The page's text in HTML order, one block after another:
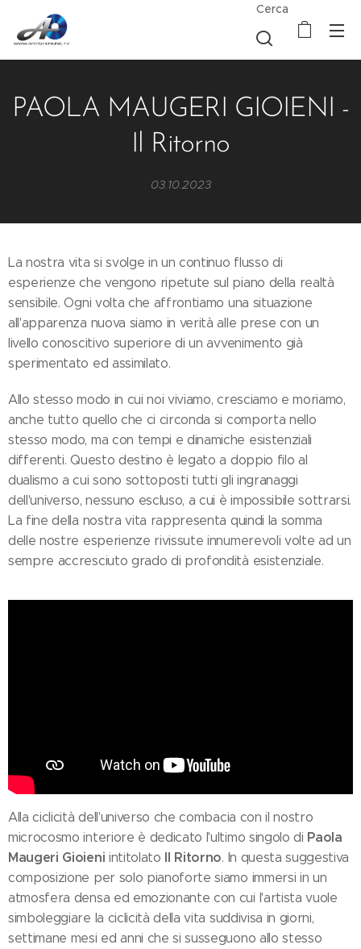
Cerca
PAOLA MAUGERI GIOIENI -
Il Ritorno
03.10.2023
La nostra vita si svolge in un continuo flusso di
esperienze che vengono ripetute sul piano della realtà
sensibile. Ogni volta che affrontiamo una situazione
all'apparenza nuova siamo in verità alle prese con un
livello conoscitivo superiore di un avvenimento già
sperimentato ed assimilato.
Allo stesso modo in cui noi viviamo, cresciamo e moriamo,
anche tutto quello che ci circonda si comporta nello
stesso modo, ma con tempi e dinamiche esistenziali
differenti. Questo destino è legato a doppio filo al
dualismo a cui sono sottoposti tutti gli ingranaggi
dell'universo, nessuno escluso, a cui è impossibile sottrarsi.
La fine della nostra vita rappresenta quindi la somma
delle nostre esperienze rivissute innumerevoli volte ad un
sempre accresciuto grado di profondità esistenziale.
Alla ciclicità dell'universo che combacia con il nostro
microcosmo interiore è dedicato l'ultimo singolo di Paola
Maugeri Gioieni intitolato Il Ritorno. In questa suggestiva
composizione per solo pianoforte siamo immersi in un
atmosfera densa ed emozionante con cui l'artista vuole
simboleggiare la ciclicità della vita suddivisa in giorni,
settimane mesi ed anni che si susseguono allo stesso